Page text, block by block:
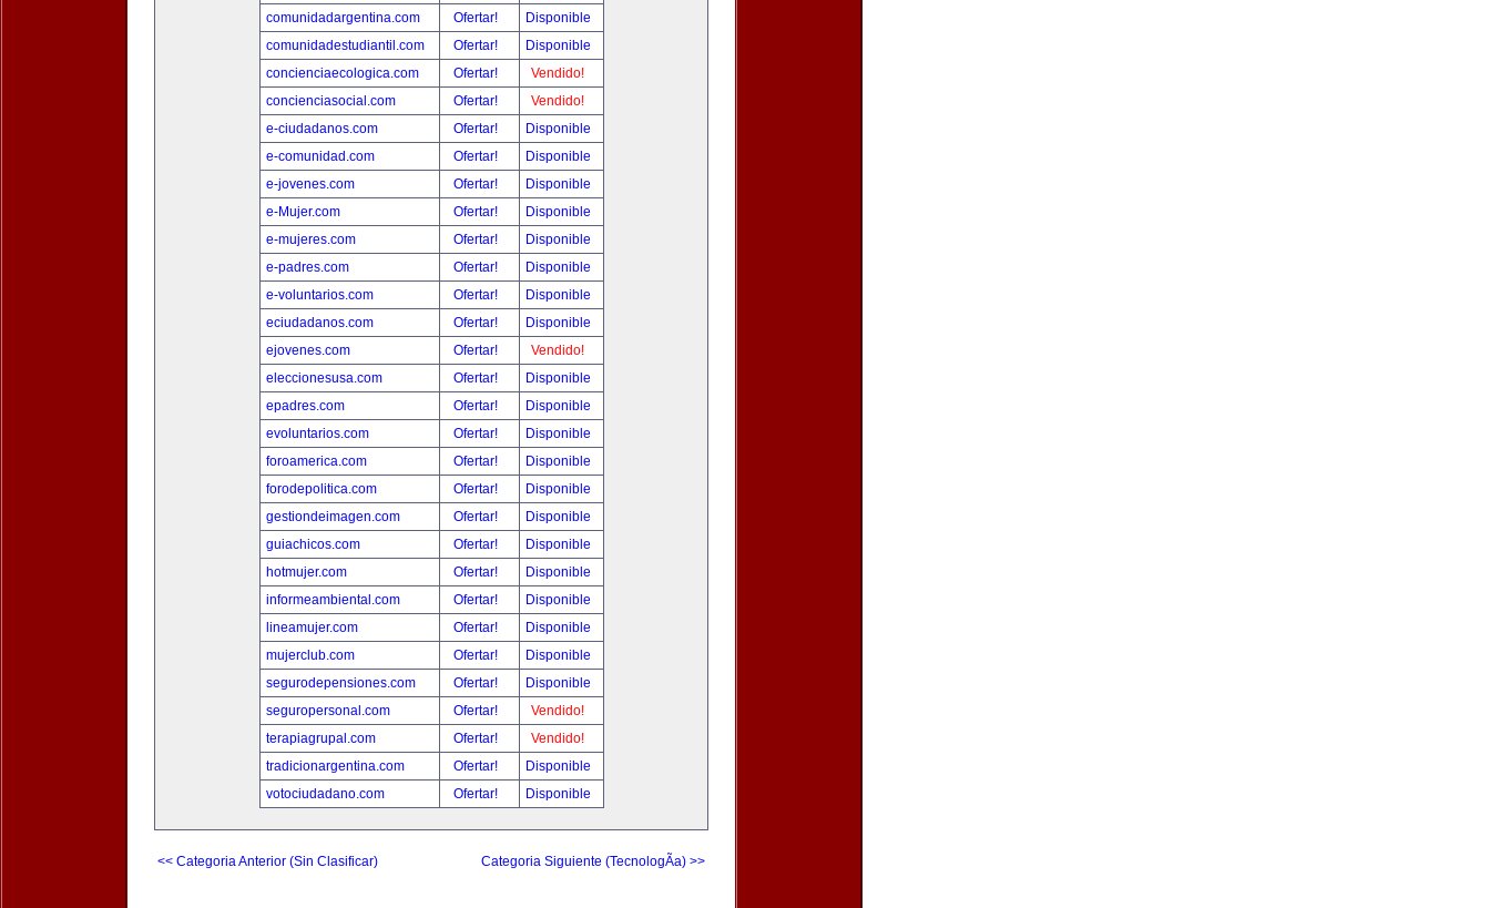
comunidadargentina.com
Ofertar!
Disponible
comunidadestudiantil.com
Ofertar!
Disponible
concienciaecologica.com
Ofertar!
Vendido!
concienciasocial.com
Ofertar!
Vendido!
e-ciudadanos.com
Ofertar!
Disponible
e-comunidad.com
Ofertar!
Disponible
e-jovenes.com
Ofertar!
Disponible
e-Mujer.com
Ofertar!
Disponible
e-mujeres.com
Ofertar!
Disponible
e-padres.com
Ofertar!
Disponible
e-voluntarios.com
Ofertar!
Disponible
eciudadanos.com
Ofertar!
Disponible
ejovenes.com
Ofertar!
Vendido!
eleccionesusa.com
Ofertar!
Disponible
epadres.com
Ofertar!
Disponible
evoluntarios.com
Ofertar!
Disponible
foroamerica.com
Ofertar!
Disponible
forodepolitica.com
Ofertar!
Disponible
gestiondeimagen.com
Ofertar!
Disponible
guiachicos.com
Ofertar!
Disponible
hotmujer.com
Ofertar!
Disponible
informeambiental.com
Ofertar!
Disponible
lineamujer.com
Ofertar!
Disponible
mujerclub.com
Ofertar!
Disponible
segurodepensiones.com
Ofertar!
Disponible
seguropersonal.com
Ofertar!
Vendido!
terapiagrupal.com
Ofertar!
Vendido!
tradicionargentina.com
Ofertar!
Disponible
votociudadano.com
Ofertar! Disponible
<< Categoria Anterior (Sin Clasificar) Categoria Siguiente (TecnologÃ­a) >>